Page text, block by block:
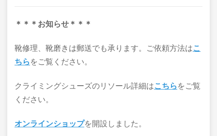
＊＊＊お知らせ＊＊＊
靴修理、靴磨きは郵送でも承ります。ご依頼方法はこ
ちら をご覧ください。
クライミングシューズのリソール詳細はこちら をご覧
ください。
オンラインショップを開設しました。